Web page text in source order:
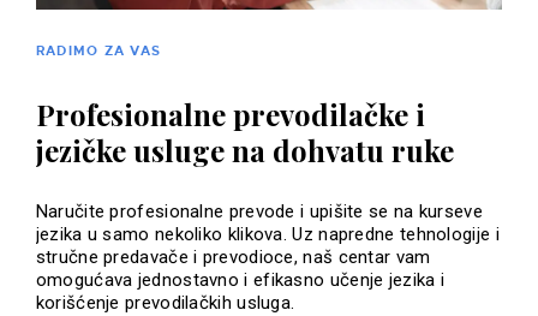
RADIMO ZA VAS
Profesionalne prevodilačke i
jezičke usluge na dohvatu ruke
Naručite profesionalne prevode i upišite se na kurseve
jezika u samo nekoliko klikova. Uz napredne tehnologije i
stručne predavače i prevodioce, naš centar vam
omogućava jednostavno i efikasno učenje jezika i
korišćenje prevodilačkih usluga.